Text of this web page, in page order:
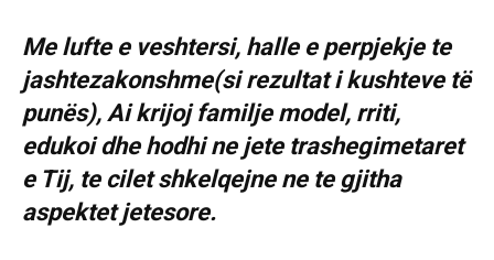
Me lufte e veshtersi, halle e perpjekje te
jashtezakonshme(si rezultat i kushteve të
punës), Ai krijoj familje model, rriti,
edukoi dhe hodhi ne jete trashegimetaret
e Tij, te cilet shkelqejne ne te gjitha
aspektet jetesore.